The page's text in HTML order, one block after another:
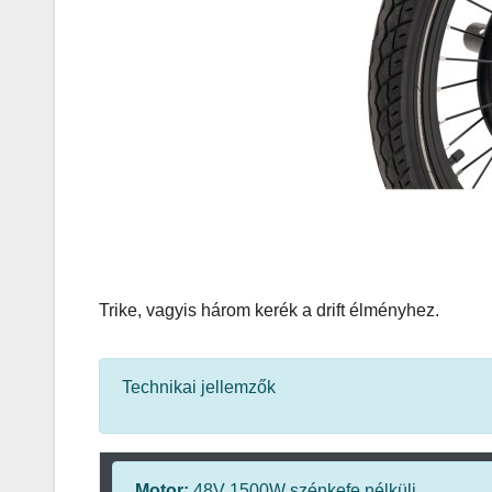
Trike, vagyis három kerék a drift élményhez.
Technikai jellemzők
IT MŰSZAKI